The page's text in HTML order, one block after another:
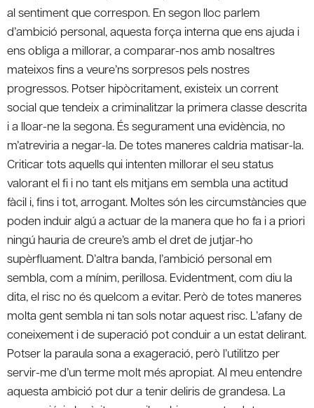
al sentiment que correspon. En segon lloc parlem
d’ambició personal, aquesta força interna que ens ajuda i
ens obliga a millorar, a comparar-nos amb nosaltres
mateixos fins a veure’ns sorpresos pels nostres
progressos. Potser hipòcritament, existeix un corrent
social que tendeix a criminalitzar la primera classe descrita
i a lloar-ne la segona. És segurament una evidència, no
m’atreviria a negar-la. De totes maneres caldria matisar-la.
Criticar tots aquells qui intenten millorar el seu status
valorant el fi i no tant els mitjans em sembla una actitud
fàcil i, fins i tot, arrogant. Moltes són les circumstàncies que
poden induir algú a actuar de la manera que ho fa i a priori
ningú hauria de creure’s amb el dret de jutjar-ho
supèrfluament. D’altra banda, l’ambició personal em
sembla, com a mínim, perillosa. Evidentment, com diu la
dita, el risc no és quelcom a evitar. Però de totes maneres
molta gent sembla ni tan sols notar aquest risc. L’afany de
coneixement i de superació pot conduir a un estat delirant.
Potser la paraula sona a exageració, però l’utilitzo per
servir-me d’un terme molt més apropiat. Al meu entendre
aquesta ambició pot dur a tenir deliris de grandesa. La